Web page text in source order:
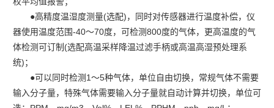
权平均值报警；
●高精度温湿度测量(选配)，同时对传感器进行温度补偿，仪
器使用温度范围-40～70度，可检测800度的气体，更高温度的气
体检测可订制(选配高温采样降温过滤手柄或高温高湿预处理系
统)；
●可以同时检测1～5种气体，单位自由切换，常规气体不需要
输入分子量，特殊气体需要输入分子量就自动计算并切换，单位可